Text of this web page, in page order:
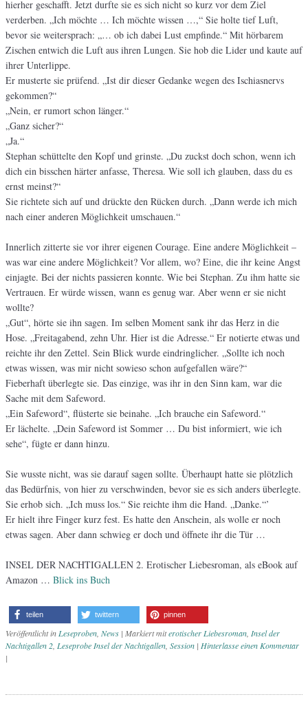
hierher geschafft. Jetzt durfte sie es sich nicht so kurz vor dem Ziel
verderben. „Ich möchte … Ich möchte wissen …,“ Sie holte tief Luft,
bevor sie weitersprach: „… ob ich dabei Lust empfinde.“ Mit hörbarem
Zischen entwich die Luft aus ihren Lungen. Sie hob die Lider und kaute auf
ihrer Unterlippe.
Er musterte sie prüfend. „Ist dir dieser Gedanke wegen des Ischiasnervs
gekommen?“
„Nein, er rumort schon länger.“
„Ganz sicher?“
„Ja.“
Stephan schüttelte den Kopf und grinste. „Du zuckst doch schon, wenn ich
dich ein bisschen härter anfasse, Theresa. Wie soll ich glauben, dass du es
ernst meinst?“
Sie richtete sich auf und drückte den Rücken durch. „Dann werde ich mich
nach einer anderen Möglichkeit umschauen.“
Innerlich zitterte sie vor ihrer eigenen Courage. Eine andere Möglichkeit –
was war eine andere Möglichkeit? Vor allem, wo? Eine, die ihr keine Angst
einjagte. Bei der nichts passieren konnte. Wie bei Stephan. Zu ihm hatte sie
Vertrauen. Er würde wissen, wann es genug war. Aber wenn er sie nicht
wollte?
„Gut“, hörte sie ihn sagen. Im selben Moment sank ihr das Herz in die
Hose. „Freitagabend, zehn Uhr. Hier ist die Adresse.“ Er notierte etwas und
reichte ihr den Zettel. Sein Blick wurde eindringlicher. „Sollte ich noch
etwas wissen, was mir nicht sowieso schon aufgefallen wäre?“
Fieberhaft überlegte sie. Das einzige, was ihr in den Sinn kam, war die
Sache mit dem Safeword.
„Ein Safeword“, flüsterte sie beinahe. „Ich brauche ein Safeword.“
Er lächelte. „Dein Safeword ist Sommer … Du bist informiert, wie ich
sehe“, fügte er dann hinzu.
Sie wusste nicht, was sie darauf sagen sollte. Überhaupt hatte sie plötzlich
das Bedürfnis, von hier zu verschwinden, bevor sie es sich anders überlegte.
Sie erhob sich. „Ich muss los.“ Sie reichte ihm die Hand. „Danke.“’
Er hielt ihre Finger kurz fest. Es hatte den Anschein, als wolle er noch
etwas sagen. Aber dann schwieg er doch und öffnete ihr die Tür …
INSEL DER NACHTIGALLEN 2. Erotischer Liebesroman, als eBook auf
Amazon … Blick ins Buch
teilen twittern pinnen
Veröffentlicht inLeseproben, News | Markiert miterotischer Liebesroman, Insel der
Nachtigallen 2, Leseprobe Insel der Nachtigallen, Session | Hinterlasse einen Kommentar
|
Artikel-Navigation